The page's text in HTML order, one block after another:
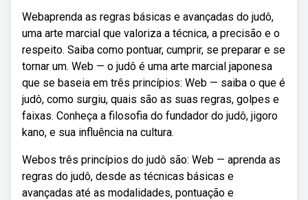
Webaprenda as regras básicas e avançadas do judô,
uma arte marcial que valoriza a técnica, a precisão e o
respeito. Saiba como pontuar, cumprir, se preparar e se
tornar um. Web — o judô é uma arte marcial japonesa
que se baseia em três princípios: Web — saiba o que é
judô, como surgiu, quais são as suas regras, golpes e
faixas. Conheça a filosofia do fundador do judô, jigoro
kano, e sua influência na cultura.
Webos três princípios do judô são: Web — aprenda as
regras do judô, desde as técnicas básicas e
avançadas até as modalidades, pontuação e